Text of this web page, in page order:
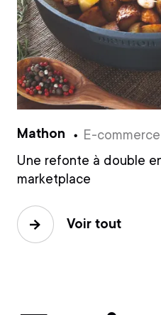
Voir tout
Mathon
Une refonte à double
marketplace